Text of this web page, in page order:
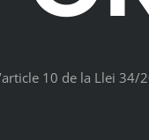
10 de la Llei